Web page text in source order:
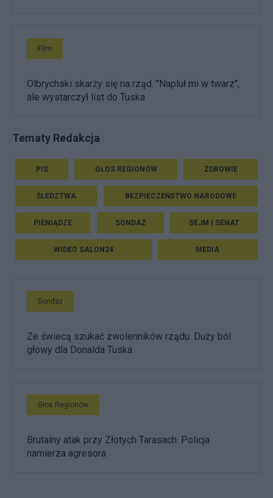
Film
Olbrychski skarży się na rząd. "Napluł mi w twarz",
ale wystarczył list do Tuska
Tematy Redakcja
PIS GŁOS REGIONÓW ZDROWIE
ŚLEDZTWA BEZPIECZEŃSTWO NARODOWE
PIENIĄDZE SONDAŻ SEJM I SENAT
WIDEO SALON24 MEDIA
Sondaż
Ze świecą szukać zwolenników rządu. Duży ból
głowy dla Donalda Tuska
Głos Regionów
Brutalny atak przy Złotych Tarasach. Policja
namierza agresora